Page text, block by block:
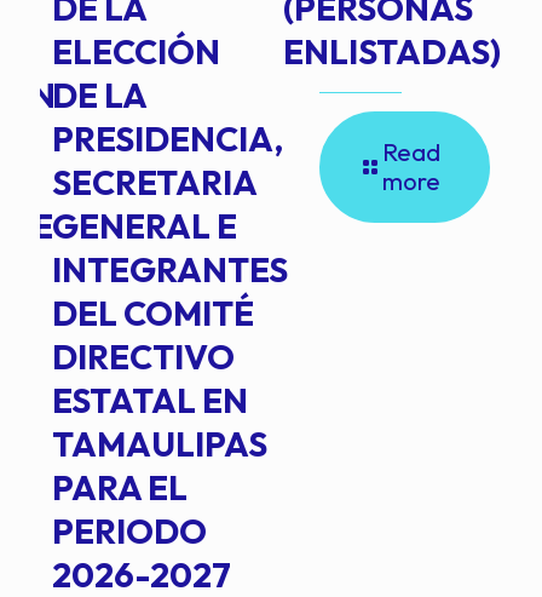
ELECCIÓN
DE LA
PRESIDENCIA,
SECRETARIA
GENERAL E
INTEGRANTES
DEL COMITÉ
DIRECTIVO
ESTATAL EN
TAMAULIPAS
PARA EL
PERIODO
2026-2027
ENLISTADAS)
Read
more